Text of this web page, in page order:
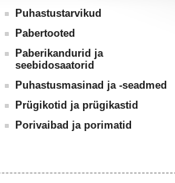
Puhastustarvikud
Pabertooted
Paberikandurid ja
seebidosaatorid
Puhastusmasinad ja -seadmed
Prügikotid ja prügikastid
Porivaibad ja porimatid